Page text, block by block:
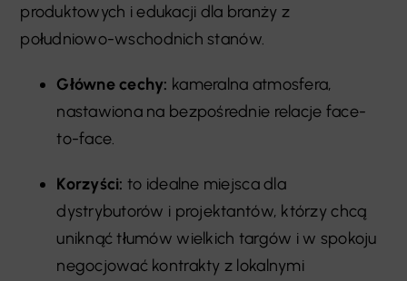
produktowych i edukacji dla branży z
południowo-wschodnich stanów.
Główne cechy: kameralna atmosfera,
nastawiona na bezpośrednie relacje face-
to-face.
Korzyści: to idealne miejsca dla
dystrybutorów i projektantów, którzy chcą
uniknąć tłumów wielkich targów i w spokoju
negocjować kontrakty z lokalnymi